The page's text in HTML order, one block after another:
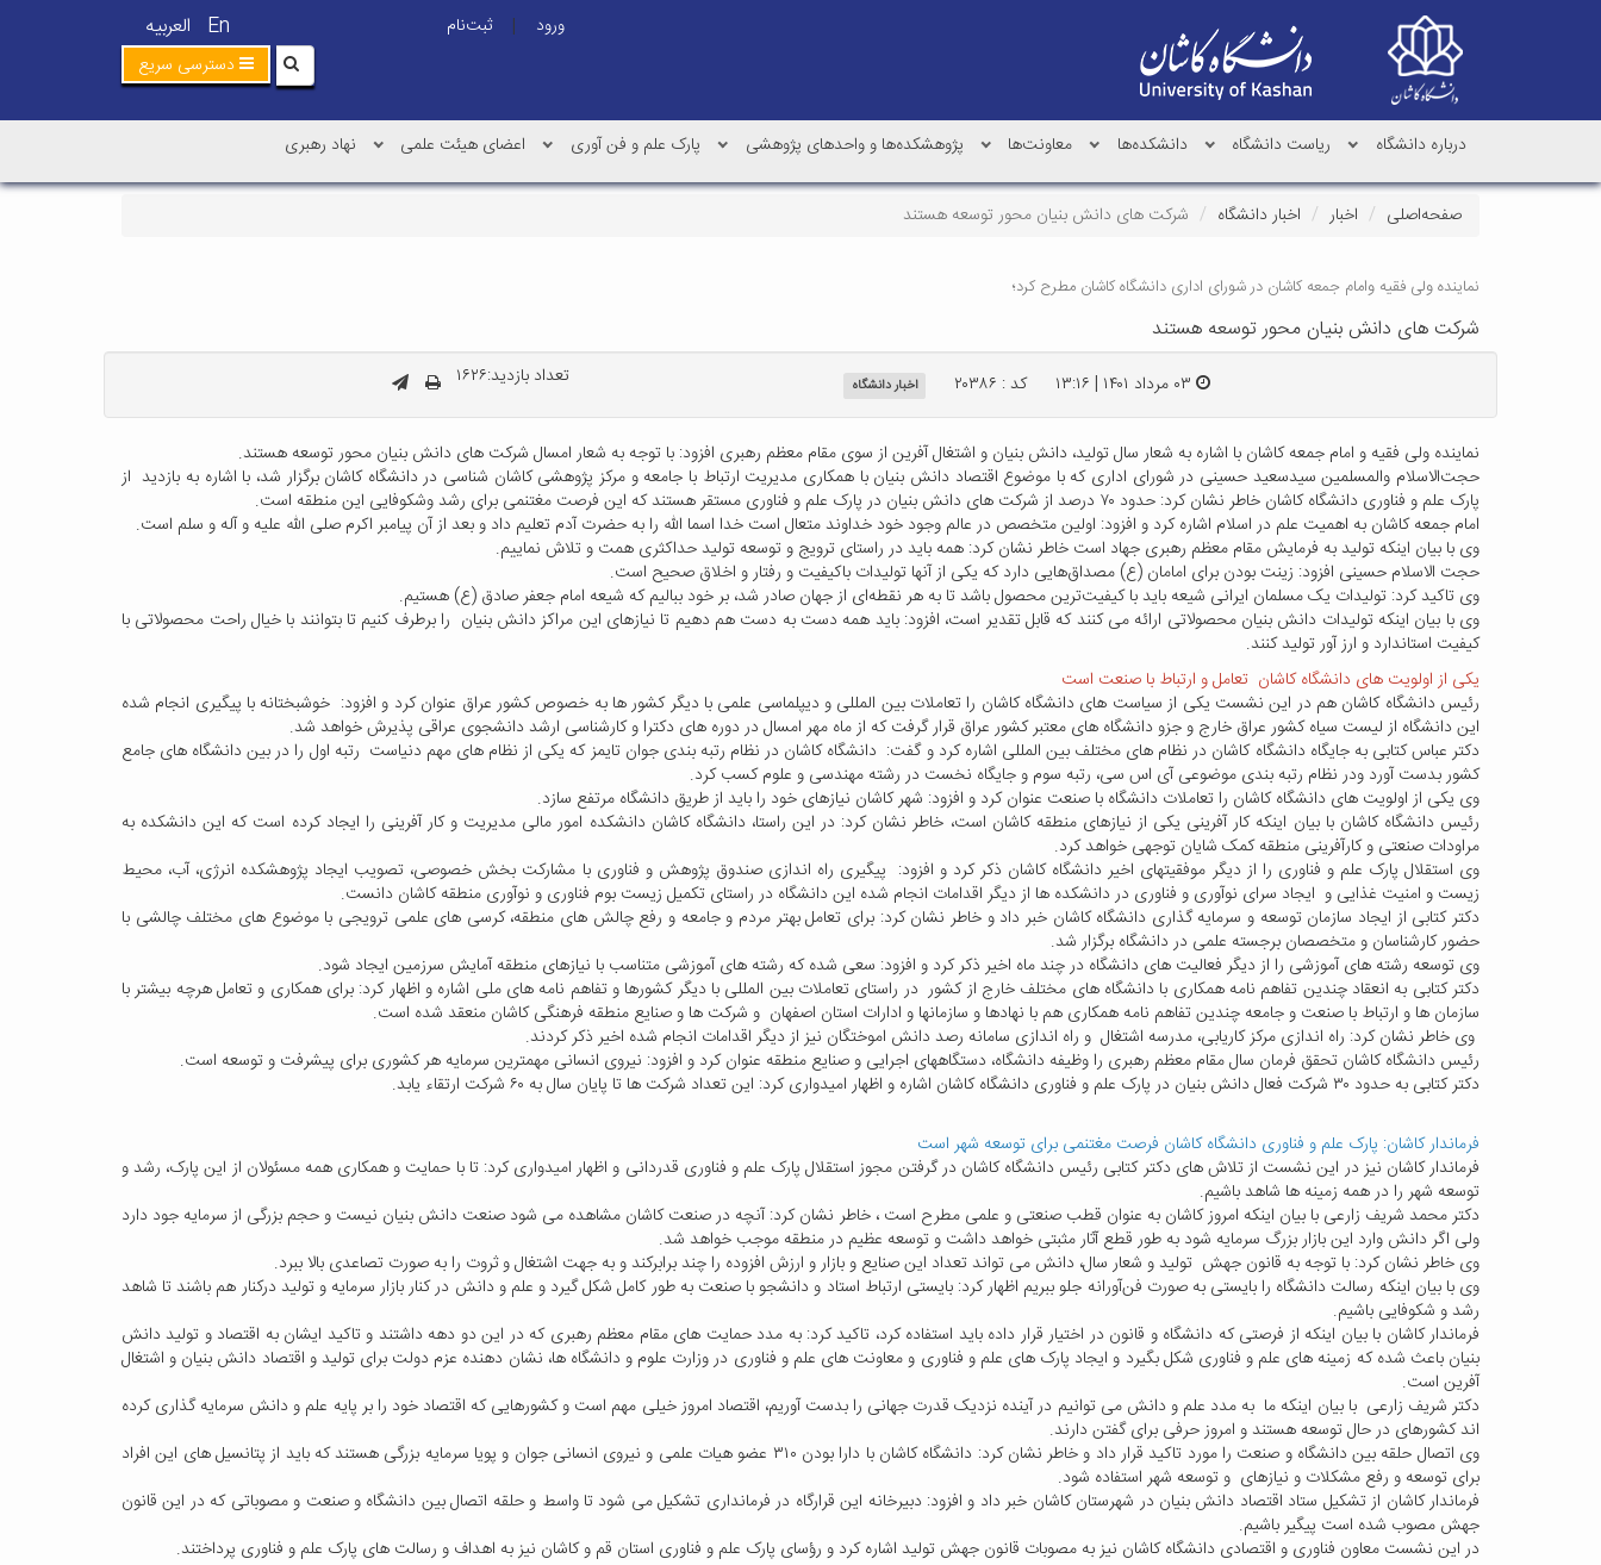
En العربیه ورود |
ثبت‌نام
دسترسی سریع
درباره دانشگاه ریاست دانشگاه دانشکده‌ها معاونت‌ها پژوهشکده‌ها و واحدهای پژوهشی پارک علم و فن آوری اعضای هیئت علمی نهاد رهبری
صفحه‌اصلی اخبار اخبار دانشگاه شرکت های دانش بنیان محور توسعه هستند
نماینده ولی فقیه وامام جمعه کاشان در شورای اداری دانشگاه کاشان مطرح کرد؛
شرکت های دانش بنیان محور توسعه هستند
کد : ۲۰۳۸۶ اخبار دانشگاه تعداد بازدید:۱۶۲۶
نماینده ولی فقیه و امام جمعه کاشان با اشاره به شعار سال تولید، دانش بنیان و اشتغال آفرین ‌‌از سوی مقام معظم رهبری افزود: با توجه به شعار امسال شرکت های دانش بنیان محور توسعه هستند.
حجت‌الاسلام والمسلمین سیدسعید حسینی در شورای اداری که با موضوع اقتصاد دانش بنیان با همکاری مدیریت ارتباط با جامعه و مرکز پژوهشی کاشان شناسی در دانشگاه کاشان برگزار شد، با اشاره به بازدید از
پارک علم و فناوری دانشگاه کاشان خاطر نشان کرد: حدود ۷۰ درصد از شرکت های دانش بنیان در پارک علم و فناوری مستقر هستند که این فرصت مغتنمی برای رشد وشکوفایی این منطقه است.
امام جمعه کاشان به اهمیت علم در اسلام اشاره کرد و افزود: اولین متخصص در عالم وجود خود خداوند متعال است خدا اسما الله را به حضرت آدم تعلیم داد و بعد از آن پیامبر اکرم صلی الله علیه و آله و سلم است.
وی با بیان اینکه تولید به فرمایش مقام معظم رهبری جهاد است خاطر نشان کرد: همه باید در راستای ترویج و توسعه تولید حداکثری همت و تلاش نماییم.
حجت الاسلام حسینی افزود: زینت بودن برای امامان (ع) مصداق‌هایی دارد که یکی از آنها تولیدات باکیفیت و رفتار و اخلاق صحیح است.
وی تاکید کرد: تولیدات یک مسلمان ایرانی شیعه باید با کیفیت‌ترین محصول باشد تا به هر نقطه‌ای از جهان صادر شد، بر خود ببالیم که شیعه امام جعفر صادق (ع) هستیم.
وی با بیان اینکه تولیدات دانش بنیان محصولاتی ارائه می کنند که قابل تقدیر است، افزود: باید همه دست به دست هم دهیم تا نیازهای این مراکز دانش بنیان را برطرف کنیم تا بتوانند با خیال راحت محصولاتی با
کیفیت استاندارد و ارز آور تولید کنند.
یکی از اولویت های دانشگاه کاشان تعامل و ارتباط با صنعت است
رئیس دانشگاه کاشان هم در این نشست یکی از سیاست های دانشگاه کاشان را تعاملات بین المللی و دیپلماسی علمی با دیگر کشور ها به خصوص کشور عراق عنوان کرد و افزود: خوشبختانه با پیگیری انجام شده
این دانشگاه از لیست سیاه کشور عراق خارج و جزو دانشگاه های معتبر کشور عراق قرار گرفت که از ماه مهر امسال در دوره های دکترا و کارشناسی ارشد دانشجوی عراقی پذیرش خواهد شد.
دکتر عباس کتابی به جایگاه دانشگاه کاشان در نظام های مختلف بین المللی اشاره کرد و گفت: دانشگاه کاشان در نظام رتبه بندی جوان تایمز که یکی از نظام های مهم دنیاست رتبه اول را در بین دانشگاه های جامع
کشور بدست آورد ودر نظام رتبه بندی موضوعی آی اس سی، رتبه سوم و جایگاه نخست در رشته مهندسی و علوم کسب کرد.
وی یکی از اولویت های دانشگاه کاشان را تعاملات دانشگاه با صنعت عنوان کرد و افزود: شهر کاشان نیازهای خود را باید از طریق دانشگاه مرتفع سازد.
رئیس دانشگاه کاشان با بیان اینکه کار آفرینی یکی از نیازهای منطقه کاشان است، خاطر نشان کرد: در این راستا، دانشگاه کاشان دانشکده امور مالی مدیریت و کار آفرینی را ایجاد کرده است که این دانشکده به
مراودات صنعتی و کارآفرینی منطقه کمک شایان توجهی خواهد کرد.
وی استقلال پارک علم و فناوری را از دیگر موفقیتهای اخیر دانشگاه کاشان ذکر کرد و افزود: پیگیری راه اندازی صندوق پژوهش و فناوری با مشارکت بخش خصوصی، تصویب ایجاد پژوهشکده انرژی، آب، محیط
زیست و امنیت غذایی و ایجاد سرای نوآوری و فناوری در دانشکده ها از دیگر اقدامات انجام شده این دانشگاه در راستای تکمیل زیست بوم فناوری و نوآوری منطقه کاشان دانست.
دکتر کتابی از ایجاد سازمان توسعه و سرمایه گذاری دانشگاه کاشان خبر داد و خاطر نشان کرد: برای تعامل بهتر مردم و جامعه و رفع چالش های منطقه، کرسی های علمی ترویجی با موضوع های مختلف چالشی با
حضور کارشناسان و متخصصان برجسته علمی در دانشگاه برگزار شد.
وی توسعه رشته های آموزشی را از دیگر فعالیت های دانشگاه در چند ماه اخیر ذکر کرد و افزود: سعی شده که رشته های آموزشی متناسب با نیازهای منطقه آمایش سرزمین ایجاد شود.
دکتر کتابی به انعقاد چندین تفاهم نامه همکاری با دانشگاه های مختلف خارج از کشور در راستای تعاملات بین المللی با دیگر کشورها و تفاهم نامه های ملی اشاره و اظهار کرد: برای همکاری و تعامل هرچه بیشتر با
سازمان ها و ارتباط با صنعت و جامعه چندین تفاهم نامه همکاری هم با نهادها و سازمانها و ادارات استان اصفهان و شرکت ها و صنایع منطقه فرهنگی کاشان منعقد شده است.
وی خاطر نشان کرد: راه اندازی مرکز کاریابی، مدرسه اشتغال و راه اندازی سامانه رصد دانش اموختگان نیز از دیگر اقدامات انجام شده اخیر ذکر کردند.
رئیس دانشگاه کاشان تحقق فرمان سال مقام معظم رهبری را وظیفه دانشگاه، دستگاههای اجرایی و صنایع منطقه عنوان کرد و افزود: نیروی انسانی مهمترین سرمایه هر کشوری برای پیشرفت و توسعه است.
دکتر کتابی به حدود ۳۰ شرکت فعال دانش بنیان در پارک علم و فناوری دانشگاه کاشان اشاره و اظهار امیدواری کرد: این تعداد شرکت ها تا پایان سال به ۶۰ شرکت ارتقاء یابد.
فرماندار کاشان: پارک علم و فناوری دانشگاه کاشان فرصت مغتنمی برای توسعه شهر است
فرماندار کاشان نیز در این نشست از تلاش های دکتر کتابی رئیس دانشگاه کاشان در گرفتن مجوز استقلال پارک علم و فناوری قدردانی و اظهار امیدواری کرد: تا با حمایت و همکاری همه مسئولان از این پارک، رشد و
توسعه شهر را در همه زمینه ها شاهد باشیم.
دکتر محمد شریف زارعی با بیان اینکه امروز کاشان به عنوان قطب صنعتی و علمی مطرح است ، خاطر نشان کرد: آنچه در صنعت کاشان مشاهده می شود صنعت دانش بنیان نیست و حجم بزرگی از سرمایه جود دارد
ولی اگر دانش وارد این بازار بزرگ سرمایه شود به طور قطع آثار مثبتی خواهد داشت و توسعه عظیم در منطقه موجب خواهد شد.
وی خاطر نشان کرد: با توجه به قانون جهش تولید و شعار سال، دانش می تواند تعداد این صنایع و بازار و ارزش افزوده را چند برابرکند و به جهت اشتغال و ثروت را به صورت تصاعدی بالا ببرد.
وی با بیان اینکه رسالت دانشگاه را بایستی به صورت فن‌آورانه جلو ببریم اظهار کرد: بایستی ارتباط استاد و دانشجو با صنعت به طور کامل شکل گیرد و علم و دانش در کنار بازار سرمایه و تولید درکنار هم باشند تا شاهد
رشد و شکوفایی باشیم.
فرماندار کاشان با بیان اینکه از فرصتی که دانشگاه و قانون در اختیار قرار داده باید استفاده کرد، تاکید کرد: به مدد حمایت های مقام معظم رهبری که در این دو دهه داشتند و تاکید ایشان به اقتصاد و تولید دانش
بنیان باعث شده که زمینه های علم و فناوری شکل بگیرد و ایجاد پارک های علم و فناوری و معاونت های علم و فناوری در وزارت علوم و دانشگاه ها، نشان دهنده عزم دولت برای تولید و اقتصاد دانش بنیان و اشتغال
آفرین است.
دکتر شریف زارعی با بیان اینکه ما به مدد علم و دانش می توانیم در آینده نزدیک قدرت جهانی را بدست آوریم، اقتصاد امروز خیلی مهم است و کشورهایی که اقتصاد خود را بر پایه علم و دانش سرمایه گذاری کرده
اند کشورهای در حال توسعه هستند و امروز حرفی برای گفتن دارند.
وی اتصال حلقه بین دانشگاه و صنعت را مورد تاکید قرار داد و خاطر نشان کرد: دانشگاه کاشان با دارا بودن ۳۱۰ عضو هیات علمی و نیروی انسانی جوان و پویا سرمایه بزرگی هستند که باید از پتانسیل های این افراد
برای توسعه و رفع مشکلات و نیازهای و توسعه شهر استفاده شود.
فرماندار کاشان از تشکیل ستاد اقتصاد دانش بنیان در شهرستان کاشان خبر داد و افزود: دبیرخانه این قرارگاه در فرمانداری تشکیل می شود تا واسط و حلقه اتصال بین دانشگاه و صنعت و مصوباتی که در این قانون
جهش مصوب شده است پیگیر باشیم.
در این نشست معاون فناوری و اقتصادی دانشگاه کاشان نیز به مصوبات قانون جهش تولید اشاره کرد و رؤسای پارک علم و فناوری استان قم و کاشان نیز به اهداف و رسالت های پارک علم و فناوری پرداختند.